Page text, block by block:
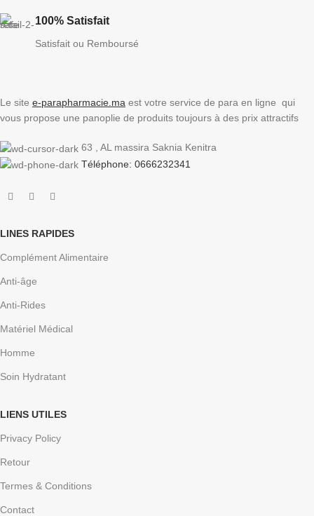
100% Satisfait
Satisfait ou Remboursé
Le site e-parapharmacie.ma est votre service de para en ligne qui
vous propose une panoplie de produits toujours à des prix attractifs
63 , AL massira Saknia Kenitra
Téléphone: 0666232341
LINES RAPIDES
Complément Alimentaire
Anti-âge
Anti-Rides
Matériel Médical
Homme
Soin Hydratant
LIENS UTILES
Privacy Policy
Retour
Termes & Conditions
Contact